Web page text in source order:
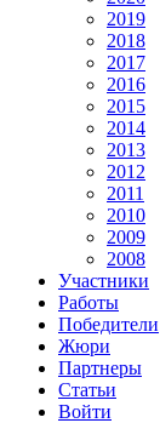
2019
2018
2017
2016
2015
2014
2013
2012
2011
2010
2009
2008
Участники
Работы
Победители
Жюри
Партнеры
Статьи
Войти